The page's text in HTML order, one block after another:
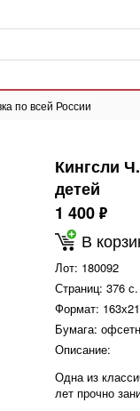
по всей России
Кингсли
детей
1 400 ф
В
Лот: 180092
Страниц: 376
Формат:
Бумага:
Описание:
Одна из
лет прочно